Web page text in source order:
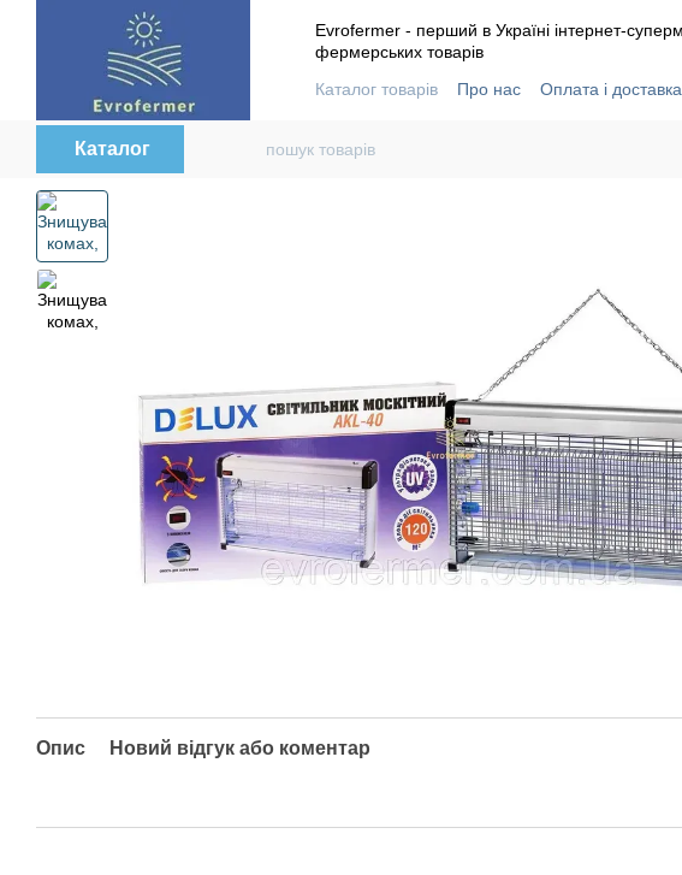
Перейти до основного контенту
Evrofermer - перший в Україні інтернет-
фермерських товарів
Каталог товарів Про нас Оплата і доставка
Каталог
Опис Новий відгук або коментар